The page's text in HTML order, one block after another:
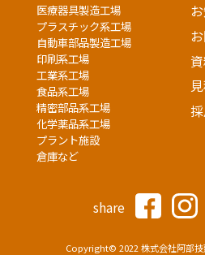
医療器具製造工場
プラスチック系工場
自動車部品製造工場
印刷系工場
工業系工場
食品系工場
精密部品系工場
化学薬品系工場
プラント施設
倉庫など
share
Copyright© 2022 株式会社阿部技